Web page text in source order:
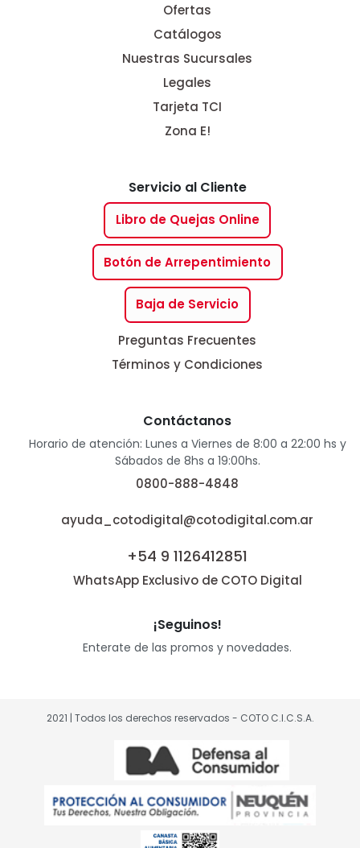
Ofertas
Catálogos
Nuestras Sucursales
Legales
Tarjeta TCI
Zona E!
Servicio al Cliente
Libro de Quejas Online
Botón de Arrepentimiento
Baja de Servicio
Preguntas Frecuentes
Términos y Condiciones
Contáctanos
Horario de atención: Lunes a Viernes de 8:00 a 22:00 hs y
Sábados de 8hs a 19:00hs.
0800-888-4848
ayuda_cotodigital@cotodigital.com.ar
+54 9 1126412851
WhatsApp Exclusivo de COTO Digital
¡Seguinos!
Enterate de las promos y novedades.
2021 | Todos los derechos reservados - COTO C.I.C.S.A.